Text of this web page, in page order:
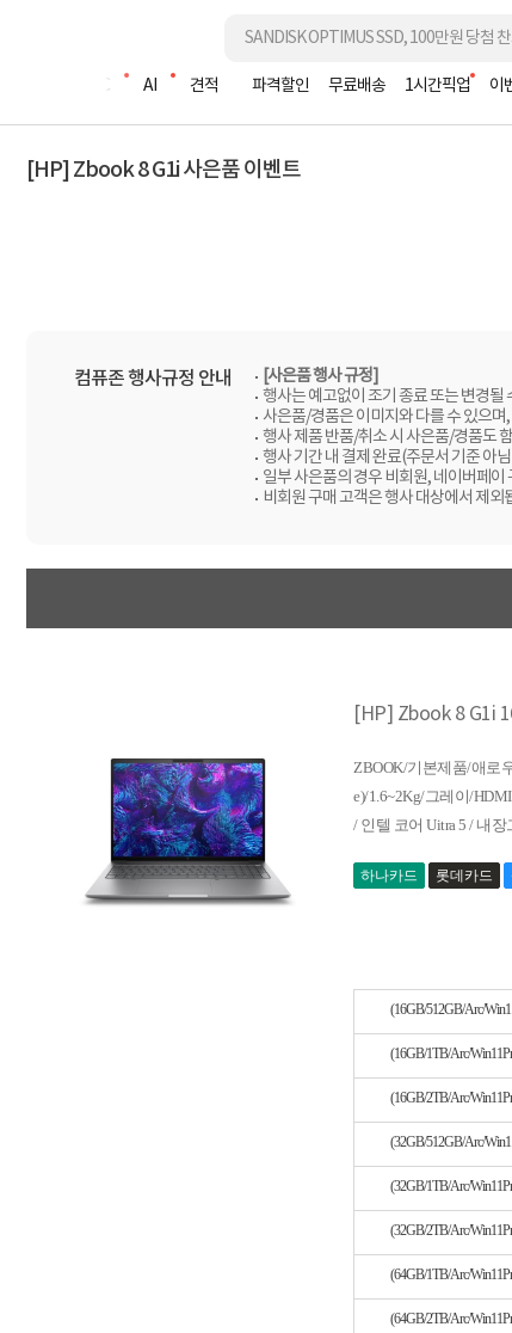
조립PC AI 견적 파격할인 무료배송 1시간픽업 이
[HP] Zbook 8 G1i 사은품 이벤트
컴퓨존 행사규정 안내
[사은품 행사 규정]
행사는 예고없이 조기 종료 또는 변경될
사은품/경품은 이미지와 다를 수 있으
행사 제품 반품/취소 시 사은품/경품도
행사 기간 내 결제 완료(주문서 기준 아
일부 사은품의 경우 비회원, 네이버페
비회원 구매 고객은 행사 대상에서 제외
[HP] Zbook 8 G1i
ZBOOK/기본제품/애로
e)/1.6~2Kg/그레이/
/ 인텔 코어 Uitra 5 / 내장
하나카드 롯데카드
(16GB/512GB/Arc/
(16GB/1TB/Arc/
(16GB/2TB/Arc/
(32GB/512GB/Arc/
(32GB/1TB/Arc/
(32GB/2TB/Arc/
(64GB/1TB/Arc/
(64GB/2TB/Arc/